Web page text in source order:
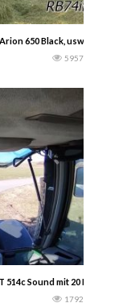
650 Black, usw. – Mais
5957
514c Sound mit 20 Kubik
1792